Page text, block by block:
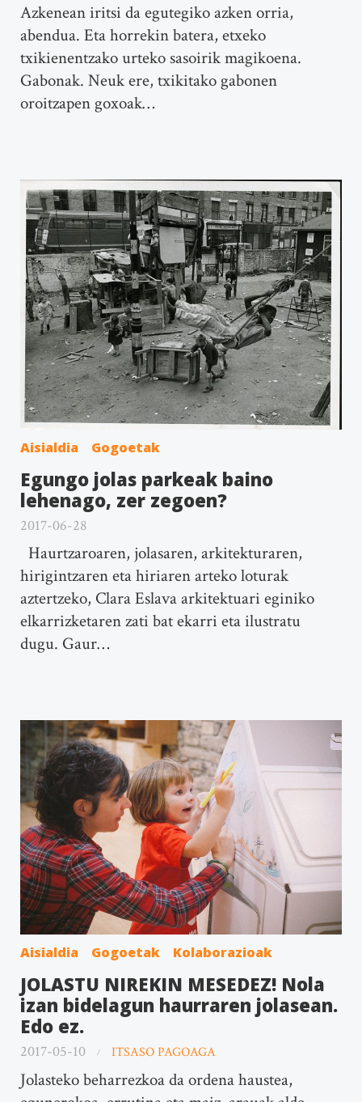
Azkenean iritsi da egutegiko azken orria,
abendua. Eta horrekin batera, etxeko
txikienentzako urteko sasoirik magikoena.
Gabonak. Neuk ere, txikitako gabonen
oroitzapen goxoak…
Aisialdia Gogoetak
Egungo jolas parkeak baino
lehenago, zer zegoen?
2017-06-28
Haurtzaroaren, jolasaren, arkitekturaren,
hirigintzaren eta hiriaren arteko loturak
aztertzeko, Clara Eslava arkitektuari eginiko
elkarrizketaren zati bat ekarri eta ilustratu
dugu. Gaur…
Aisialdia Gogoetak Kolaborazioak
JOLASTU NIREKIN MESEDEZ! Nola
izan bidelagun haurraren jolasean.
Edo ez.
2017-05-10 ITSASO PAGOAGA
Jolasteko beharrezkoa da ordena haustea,